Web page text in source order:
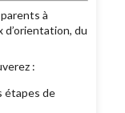
à
d’orientation, du
:
étapes de